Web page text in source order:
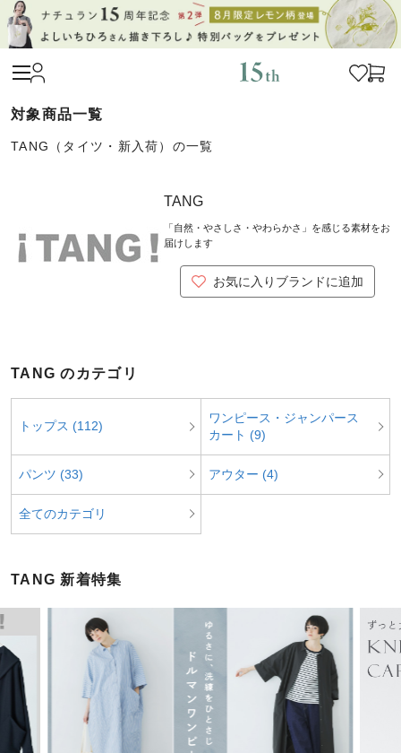
TANG（タイツ・新入荷）の一覧
TANG
「自然・やさしさ・やわらかさ」を感じる素材をお
届けします
お気に入りブランドに追加
TANG のカテゴリ
トップス (112)
ワンピース・ジャンパース
カート (9)
パンツ (33) アウター (4)
全てのカテゴリ
TANG 新着特集